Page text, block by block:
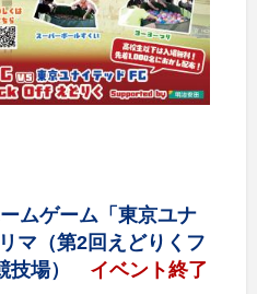
ムゲーム「東京ユナ
マ（第2回えどりくフ
場）
イベント終了